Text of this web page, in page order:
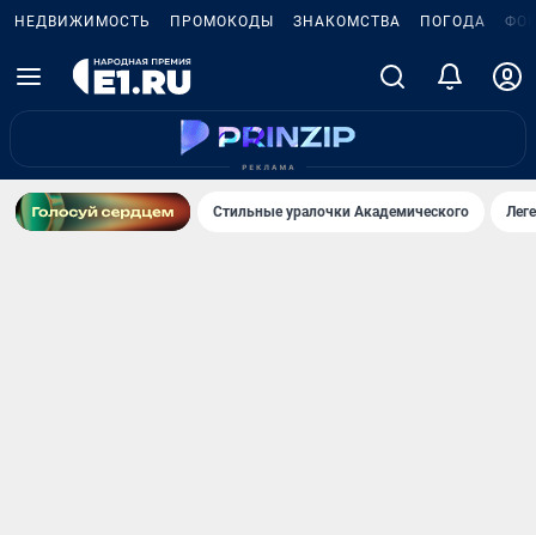
НЕДВИЖИМОСТЬ ПРОМОКОДЫ ЗНАКОМСТВА ПОГОДА
Стильные уралочки Академического